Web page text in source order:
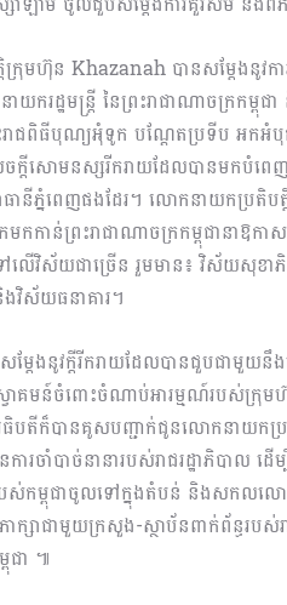
ក្រុមហ៊ុន Khazanah បានសម្ដែងនូវ
យករដ្ឋមន្ត្រី នៃព្រះរាជាណាចក្រកម្
ះរាជពិធីបុណ្យអុំទូក បណ្តែតប្រទីប អក
ក្ដីសោមនស្សរីករាយដែលបានមកបំពេ
ានីភ្នំពេញផងដែរ។ លោកនាយកប្រតិប
ាន់ព្រះរាជាណាចក្រកម្ពុជានាឱកា
ៅលើវិស័យជាច្រើន រួមមាន៖ វិស័យសុ
ងវិស័យធនាគារ។
សម្ដែងនូវក្ដីរីករាយដែលបានជួបជាមួ
វាគមន៍ចំពោះចំណាប់អារម្មណ៍របស់ក្រុម
រធិបតីក៏បានគូសបញ្ជាក់ជូនលោកនាយក
ារចាំបាច់នានារបស់រាជរដ្ឋាភិបា
របស់កម្ពុជាចូលទៅក្នុងតំបន់ និងសកលល
ាជាមួយក្រសួង-ស្ថាប័នពាក់ព័ន្ធរបស់រ
ជា ៕